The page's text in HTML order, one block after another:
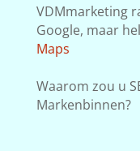
VDMmarketing
Google, maar
Maps
Waarom zou u
Markenbinnen?